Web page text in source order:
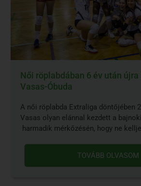
Női röplabdában 6 év után újra
Vasas-Óbuda
A női röplabda Extraliga döntőjében
Vasas olyan elánnal kezdett a
harmadik mérkőzésén, hogy ne
TOVÁBB OLVASOM